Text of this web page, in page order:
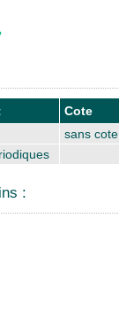
Cote
sans cote
: